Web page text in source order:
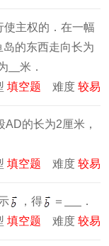
主权的．在一幅
的东西走向长为
米．
填空题 难度 较易
的长为2厘米，
填空题 难度 较易
，得 ＝
．
填空题 难度 较易